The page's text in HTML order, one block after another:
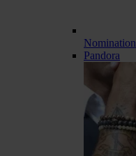
Nomination
Pandora